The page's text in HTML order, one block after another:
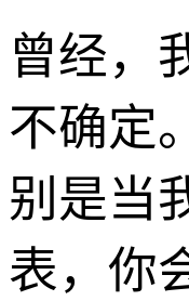
曾经，
不确定
别是当
表，你